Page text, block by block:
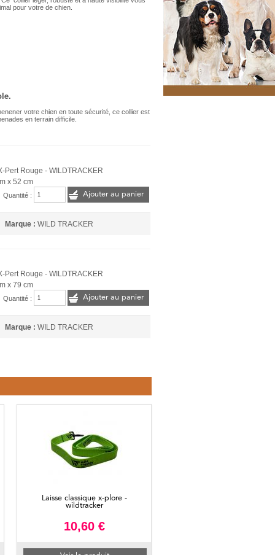
pour votre de chien.
votre chien en toute sécurité, ce collier est
en terrain difficile.
Pert Rouge - WILDTRACKER
x 52 cm
Quantité : Ajouter au panier
Marque : WILD TRACKER
Pert Rouge - WILDTRACKER
x 79 cm
Quantité : Ajouter au panier
Marque : WILD TRACKER
Laisse classique x-plore -
wildtracker
10,60 €